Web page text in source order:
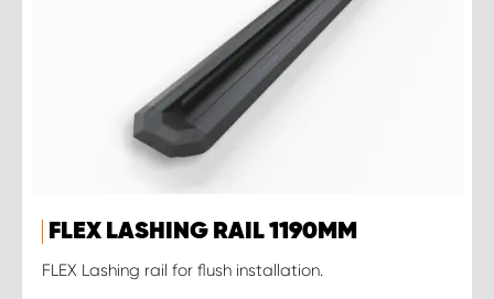
FLEX LASHING RAIL 1190MM
FLEX Lashing rail for flush installation.